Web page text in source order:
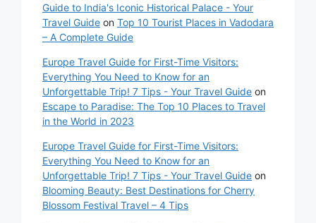
Guide to India's Iconic Historical Palace - Your
Travel Guide on Top 10 Tourist Places in Vadodara
– A Complete Guide
Europe Travel Guide for First-Time Visitors:
Everything You Need to Know for an
Unforgettable Trip! 7 Tips - Your Travel Guide on
Escape to Paradise: The Top 10 Places to Travel
in the World in 2023
Europe Travel Guide for First-Time Visitors:
Everything You Need to Know for an
Unforgettable Trip! 7 Tips - Your Travel Guide on
Blooming Beauty: Best Destinations for Cherry
Blossom Festival Travel – 4 Tips